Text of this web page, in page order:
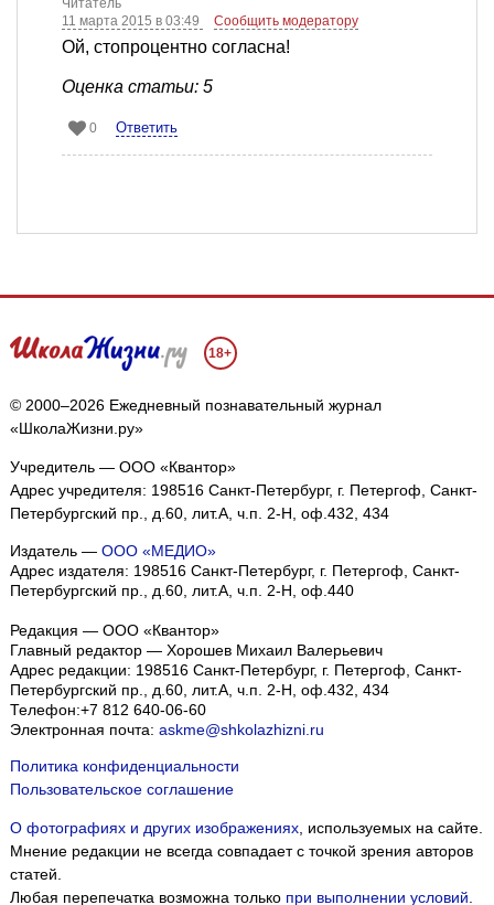
Читатель
11 марта 2015 в 03:49
Сообщить модератору
Ой, стопроцентно согласна!
Оценка статьи: 5
0 Ответить
18+
© 2000–2026 Ежедневный познавательный журнал
«ШколаЖизни.ру»
Учредитель — ООО «Квантор»
Адрес учредителя: 198516 Санкт-Петербург, г. Петергоф, Санкт-
Петербургский пр., д.60, лит.А, ч.п. 2-Н, оф.432, 434
Издатель — ООО «МЕДИО»
Адрес издателя: 198516 Санкт-Петербург, г. Петергоф, Санкт-
Петербургский пр., д.60, лит.А, ч.п. 2-Н, оф.440
Редакция — ООО «Квантор»
Главный редактор — Хорошев Михаил Валерьевич
Адрес редакции: 198516 Санкт-Петербург, г. Петергоф, Санкт-
Петербургский пр., д.60, лит.А, ч.п. 2-Н, оф.432, 434
Телефон:+7 812 640-06-60
Электронная почта: askme@shkolazhizni.ru
Политика конфиденциальности
Пользовательское соглашение
О фотографиях и других изображениях, используемых на сайте.
Мнение редакции не всегда совпадает с точкой зрения авторов
статей.
Любая перепечатка возможна только при выполнении условий.